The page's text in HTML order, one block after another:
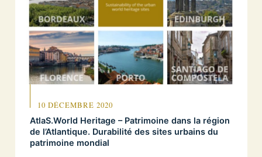
10 DÉCEMBRE 2020
AtlaS.World Heritage – Patrimoine dans la région
de l’Atlantique. Durabilité des sites urbains du
patrimoine mondial